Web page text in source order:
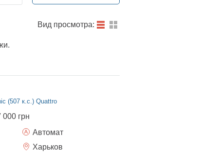
Вид просмотра:
(507 к.с.) Quattro
000 грн
Автомат
Харьков